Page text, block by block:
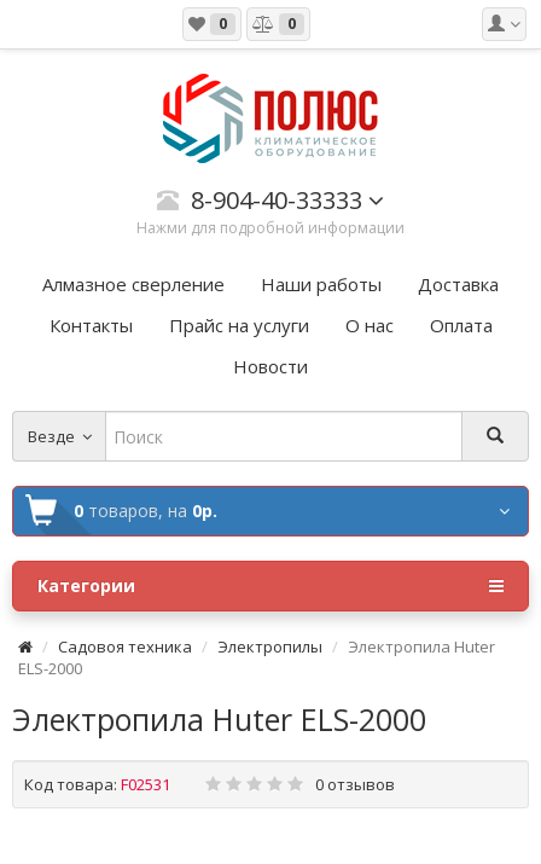
0 0
8-904-40-33333
Нажми для подробной информации
Алмазное сверление Наши работы
Доставка
Контакты
Прайс на услуги О нас
Оплата
Новости
Везде
0 товаров, на 0р.
Категории
Садовоя техника Электропилы
Электропила Huter
ELS-2000
Электропила Huter ELS-2000
Код товара: F02531 0 отзывов